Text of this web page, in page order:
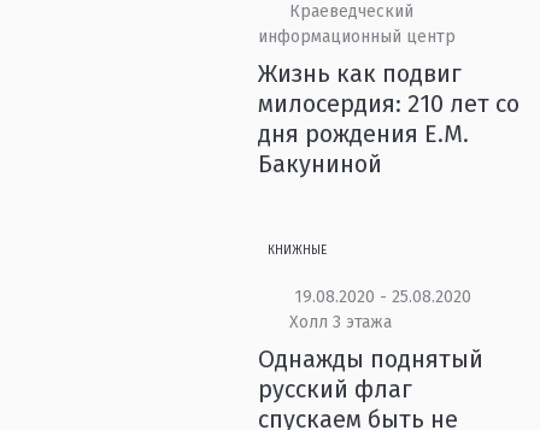
Краеведческий
информационный центр
Жизнь как подвиг
милосердия: 210 лет со
дня рождения Е.М.
Бакуниной
КНИЖНЫЕ
19.08.2020 - 25.08.2020
Холл 3 этажа
Однажды поднятый
русский флаг
спускаем быть не